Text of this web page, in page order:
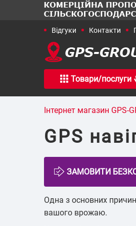
+38 (050) 436-15-
Товари/послуги
Інтернет магазин GPS-
GPS
Одна з основних
вашого врожаю.